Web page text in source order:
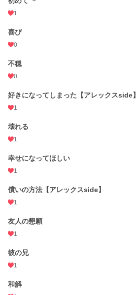
1
喜び
0
不穏
0
好きになってしまった【アレックスside】
1
壊れる
1
幸せになってほしい
1
償いの方法【アレックスside】
1
友人の懇願
1
彼の兄
1
和解